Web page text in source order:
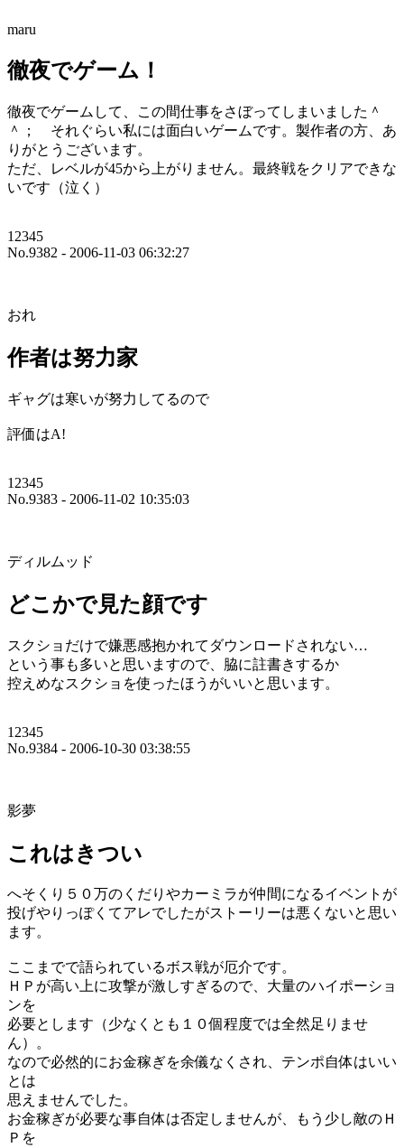
maru
徹夜でゲーム！
徹夜でゲームして、この間仕事をさぼってしまいました＾
＾； それぐらい私には面白いゲームです。製作者の方、あ
りがとうございます。
ただ、レベルが45から上がりません。最終戦をクリアできな
いです（泣く）
12345
No.9382 - 2006-11-03 06:32:27
おれ
作者は努力家
ギャグは寒いが努力してるので
評価はA!
12345
No.9383 - 2006-11-02 10:35:03
ディルムッド
どこかで見た顔です
スクショだけで嫌悪感抱かれてダウンロードされない…
という事も多いと思いますので、脇に註書きするか
控えめなスクショを使ったほうがいいと思います。
12345
No.9384 - 2006-10-30 03:38:55
影夢
これはきつい
へそくり５０万のくだりやカーミラが仲間になるイベントが
投げやりっぽくてアレでしたがストーリーは悪くないと思い
ます。
ここまでで語られているボス戦が厄介です。
ＨＰが高い上に攻撃が激しすぎるので、大量のハイポーショ
ンを
必要とします（少なくとも１０個程度では全然足りませ
ん）。
なので必然的にお金稼ぎを余儀なくされ、テンポ自体はいい
とは
思えませんでした。
お金稼ぎが必要な事自体は否定しませんが、もう少し敵のＨ
Ｐを